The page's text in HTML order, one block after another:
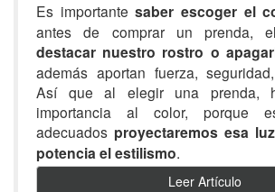
Es importantesaber escoger el
antes de comprar un prenda,
destacar nuestro rostro o
además aportan fuerza,
Así que al elegir una prenda,
importancia al color, porque
adecuados proyectaremos esa
potencia el estilismo.
Leer Artículo